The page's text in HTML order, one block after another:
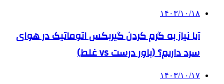
۱۴۰۳/۱۰/۱۸
آیا نیاز به گرم کردن گیربکس اتوماتیک در هوای
سرد داریم؟ (باور درست vs غلط)
۱۴۰۳/۱۰/۱۷